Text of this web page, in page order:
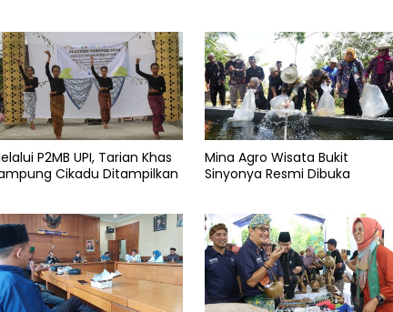
P2MB UPI, Tarian Khas
Cikadu Ditampilkan
Mina Agro Wisata Bukit
Sinyonya Resmi Dibuka